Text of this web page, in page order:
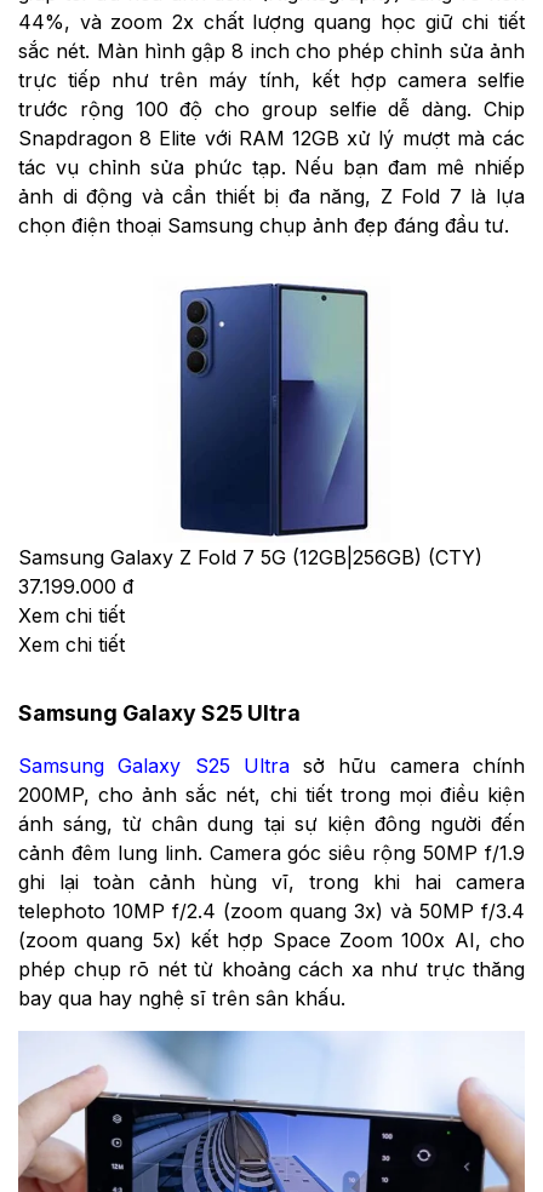
44%, và zoom 2x chất lượng quang học giữ chi tiết
sắc nét. Màn hình gập 8 inch cho phép chỉnh sửa ảnh
trực tiếp như trên máy tính, kết hợp camera selfie
trước rộng 100 độ cho group selfie dễ dàng. Chip
Snapdragon 8 Elite với RAM 12GB xử lý mượt mà các
tác vụ chỉnh sửa phức tạp. Nếu bạn đam mê nhiếp
ảnh di động và cần thiết bị đa năng, Z Fold 7 là lựa
chọn điện thoại Samsung chụp ảnh đẹp đáng đầu tư.
Samsung Galaxy Z Fold 7 5G (12GB|256GB) (CTY)
37.199.000 đ
Xem chi tiết
Xem chi tiết
Samsung Galaxy S25 Ultra
Samsung Galaxy S25 Ultrasở hữu camera chính
200MP, cho ảnh sắc nét, chi tiết trong mọi điều kiện
ánh sáng, từ chân dung tại sự kiện đông người đến
cảnh đêm lung linh. Camera góc siêu rộng 50MP f/1.9
ghi lại toàn cảnh hùng vĩ, trong khi hai camera
telephoto 10MP f/2.4 (zoom quang 3x) và 50MP f/3.4
(zoom quang 5x) kết hợp Space Zoom 100x AI, cho
phép chụp rõ nét từ khoảng cách xa như trực thăng
bay qua hay nghệ sĩ trên sân khấu.